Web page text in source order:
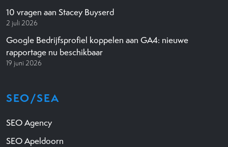
10 vragen aan Stacey Buyserd
2 juli 2026
Google Bedrijfsprofiel koppelen aan GA4: nieuwe
rapportage nu beschikbaar
19 juni 2026
SEO/SEA
SEO Agency
SEO Apeldoorn